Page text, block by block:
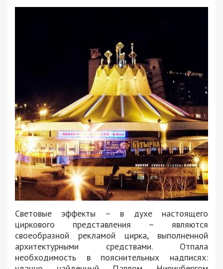
Световые эффекты – в духе настоящего
циркового представления – являются
своеобразной рекламой цирка, выполненной
архитектурными средствами. Отпала
необходимость в пояснительных надписях: